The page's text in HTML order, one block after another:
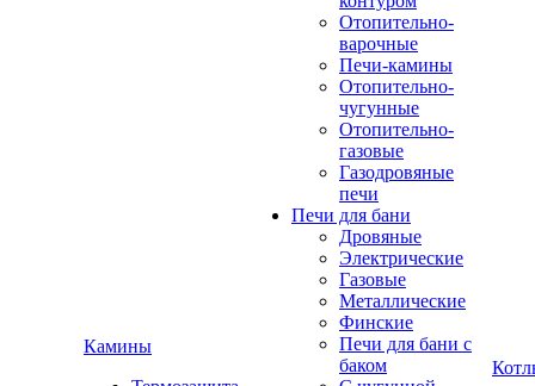
Камины
Отопительно-
варочные
Печи-камины
Отопительно-
чугунные
Отопительно-
газовые
Газодровяные
печи
Печи для бани
Дровяные
Электрические
Газовые
Металлические
Финские
Печи для бани с
баком